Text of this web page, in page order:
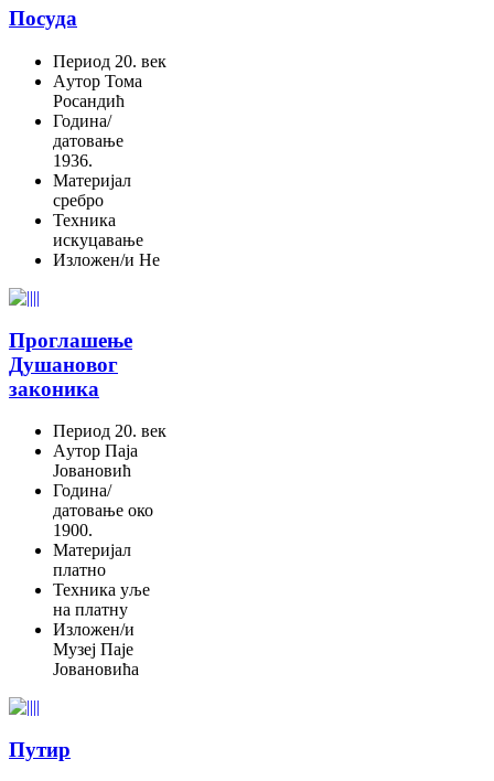
Посуда
Период 20. век
Aутор Тома
Росандић
Година/
датовање
1936.
Материјал
сребро
Техника
искуцавање
Изложен/и Не
Проглашење
Душановог
законика
Период 20. век
Aутор Паја
Јовановић
Година/
датовање око
1900.
Материјал
платно
Техника уље
на платну
Изложен/и
Музеј Паје
Јовановића
Путир